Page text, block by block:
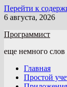
Перейти к
6 августа, 2026
Программист
еще немного
Главная
Простой